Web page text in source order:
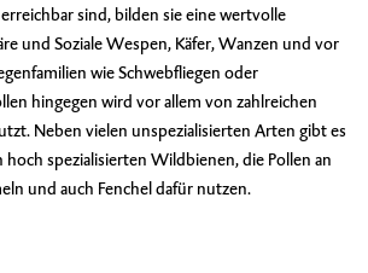
sind, bilden sie eine wertvolle
und Soziale Wespen, Käfer, Wanzen und vor
wie Schwebfliegen oder
hingegen wird vor allem von zahlreichen
Neben vielen unspezialisierten Arten gibt es
spezialisierten Wildbienen, die Pollen an
und auch Fenchel dafür nutzen.